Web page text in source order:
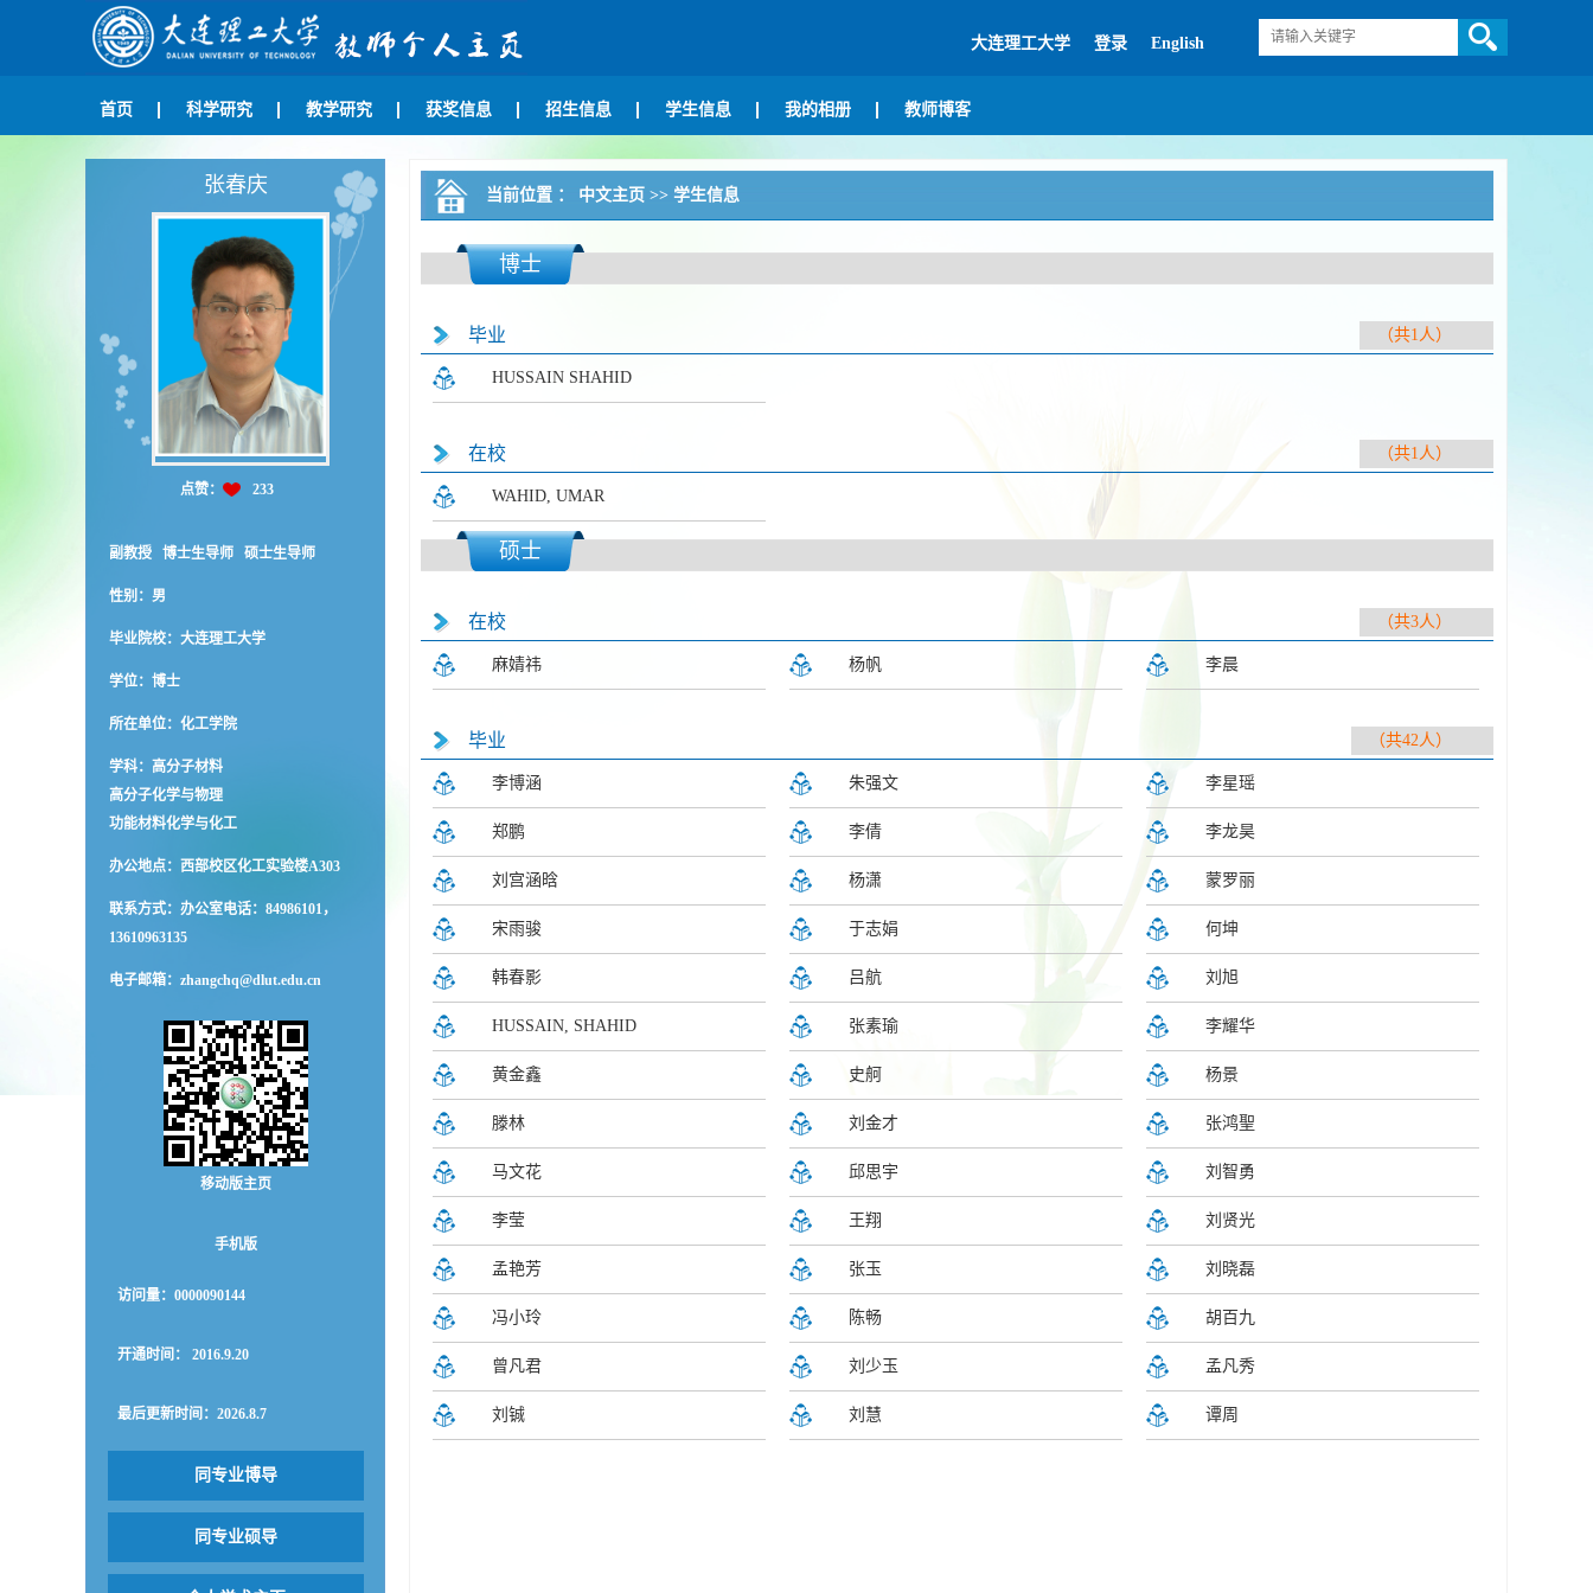
大连理工大学 登录 English
首页 科学研究 教学研究 获奖信息 招生信息 学生信息 我的相册 教师博客
张春庆
点赞： 233
副教授 博士生导师 硕士生导师
性别：男
毕业院校：大连理工大学
学位：博士
所在单位：化工学院
学科：高分子材料
高分子化学与物理
功能材料化学与化工
办公地点：西部校区化工实验楼A303
联系方式： 办公室电话：84986101，
13610963135
电子邮箱： zhangchq@dlut.edu.cn
移动版主页
手机版
访问量： 0000090144
开通时间： 2016.9.20
最后更新时间： 2026.8.7
同专业博导
同专业硕导
当前位置 ： 中文主页 >> 学生信息
博士
毕业 （共1人）
HUSSAIN SHAHID
在校 （共1人）
WAHID, UMAR
硕士
在校 （共3人）
麻婧祎 杨帆 李晨
毕业 （共42人）
李博涵 朱强文 李星瑶
郑鹏 李倩 李龙昊
刘宫涵晗 杨潇 蒙罗丽
宋雨骏 于志娟 何坤
韩春影 吕航 刘旭
HUSSAIN, SHAHID 张素瑜 李耀华
黄金鑫 史舸 杨景
滕林 刘金才 张鸿聖
马文花 邱思宇 刘智勇
李莹 王翔 刘贤光
孟艳芳 张玉 刘晓磊
冯小玲 陈畅 胡百九
曾凡君 刘少玉 孟凡秀
刘铖 刘慧 谭周